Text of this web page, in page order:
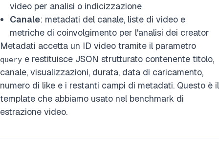
video per analisi o indicizzazione
Canale: metadati del canale, liste di video e
metriche di coinvolgimento per l'analisi dei creator
Metadati accetta un ID video tramite il parametro
query e restituisce JSON strutturato contenente titolo,
canale, visualizzazioni, durata, data di caricamento,
numero di like e i restanti campi di metadati. Questo è il
template che abbiamo usato nel benchmark di
estrazione video.